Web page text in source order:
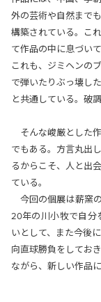
外の芸術や自然まで
構築されている。こ
て作品の中に息づい
これも、ジミヘンの
で弾いたりぶっ壊し
と共通している。破
そんな峻厳とした
でもある。方言丸出
るからこそ、人と出
ている。
今回の個展は薪窯
20年の川小牧で自分
いとして、また今後
向直球勝負をしてお
ながら、新しい作品